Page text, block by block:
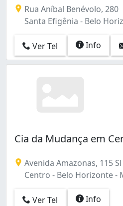
Rua Aníbal Benévolo, 280
Santa Efigênia - Belo
Ver Tel Info
Cia da Mudança em
Avenida Amazonas, 115
Centro - Belo Horizonte -
Ver Tel Info